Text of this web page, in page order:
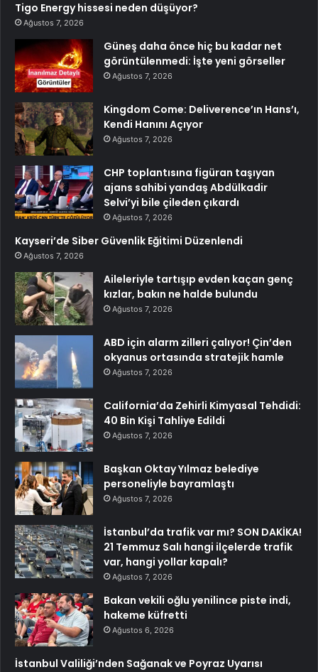
Tigo Energy hissesi neden düşüyor?
Ağustos 7, 2026
Güneş daha önce hiç bu kadar net
görüntülenmedi: İşte yeni görseller
Ağustos 7, 2026
Kingdom Come: Deliverence’ın Hans’ı,
Kendi Hanını Açıyor
Ağustos 7, 2026
CHP toplantısına figüran taşıyan
ajans sahibi yandaş Abdülkadir
Selvi’yi bile çileden çıkardı
Ağustos 7, 2026
Kayseri’de Siber Güvenlik Eğitimi Düzenlendi
Ağustos 7, 2026
Aileleriyle tartışıp evden kaçan genç
kızlar, bakın ne halde bulundu
Ağustos 7, 2026
ABD için alarm zilleri çalıyor! Çin’den
okyanus ortasında stratejik hamle
Ağustos 7, 2026
California’da Zehirli Kimyasal Tehdidi:
40 Bin Kişi Tahliye Edildi
Ağustos 7, 2026
Başkan Oktay Yılmaz belediye
personeliyle bayramlaştı
Ağustos 7, 2026
İstanbul’da trafik var mı? SON DAKİKA!
21 Temmuz Salı hangi ilçelerde trafik
var, hangi yollar kapalı?
Ağustos 7, 2026
Bakan vekili oğlu yenilince piste indi,
hakeme küfretti
Ağustos 6, 2026
İstanbul Valiliği’nden Sağanak ve Poyraz Uyarısı